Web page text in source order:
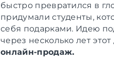
быстро превратился в
придумали студенты,
себя подарками. Идею
через несколько лет этот
онлайн-продаж.